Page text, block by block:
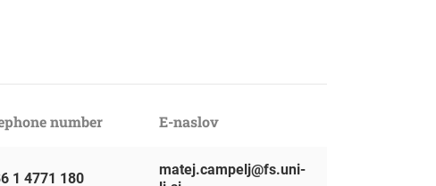
number E-naslov
1 4771 180
matej.campelj@fs.uni-